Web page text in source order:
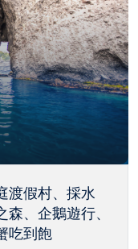
渡假村、採水
、企鵝遊行、
吃到飽